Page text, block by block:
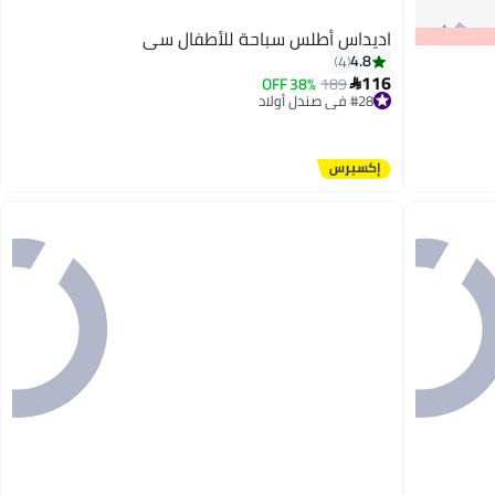
اديداس أطلس سباحة للأطفال سي
4.8
4
116
189
38% OFF #28 في صندل أولاد
توصيل مجاني